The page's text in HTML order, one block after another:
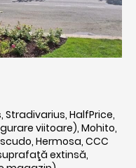
Stradivarius, HalfPrice,
viitoare), Mohito,
Hermosa, CCC
extinsă,